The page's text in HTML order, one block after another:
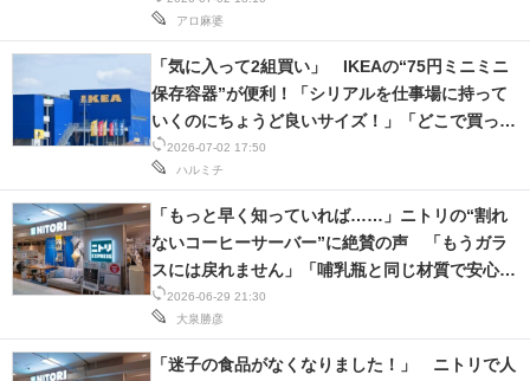
アロ麻婆
2026-07-02 17:50
ハルミチ
「気に入って2組買い」 IKEAの“75円ミニミニ
保存容器”が便利！「シリアルを仕事場に持って
いくのにちょうど良いサイズ！」「どこで買った
の？とよく聞かれます」
2026-06-29 21:30
大泉勝彦
「もっと早く知っていれば……」ニトリの“割れ
ないコーヒーサーバー”に絶賛の声 「もうガラ
スには戻れません」「哺乳瓶と同じ材質で安心
感」
「迷子の食品がなくなりました！」 ニトリで人